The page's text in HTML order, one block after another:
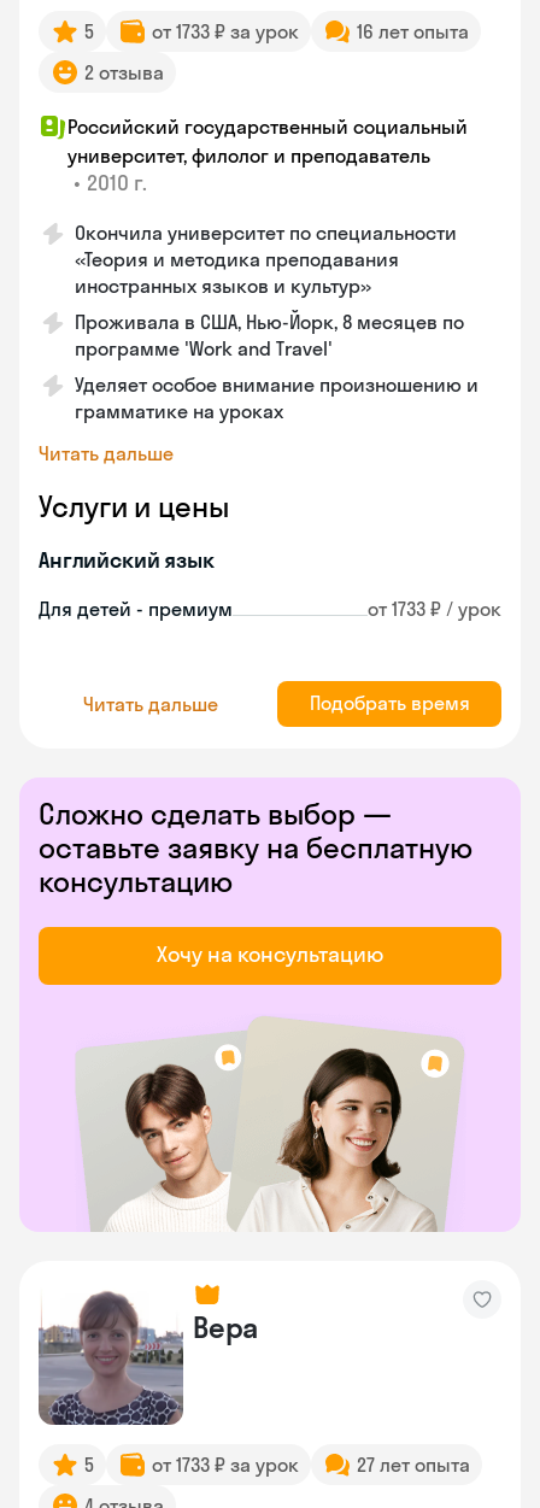
5 от 1733 ₽ за урок
16 лет опыта
2 отзыва
Российский государственный социальный
университет, филолог и преподаватель
• 2010 г.
Окончила университет по специальности
«Теория и методика преподавания
иностранных языков и культур»
Проживала в США, Нью-Йорк, 8 месяцев по
программе 'Work and Travel'
Уделяет особое внимание произношению и
грамматике на уроках
Читать дальше
Услуги и цены
Английский язык
Для детей - премиум от 1733 ₽ / урок
Читать дальше Подобрать время
Сложно сделать выбор —
оставьте заявку на бесплатную
консультацию
Хочу на консультацию
Вера
5 от 1733 ₽ за урок
27 лет опыта